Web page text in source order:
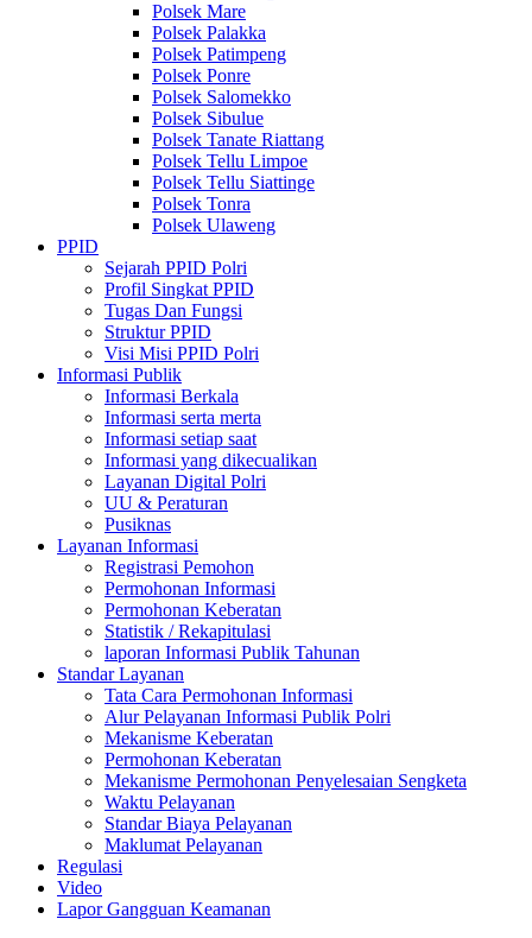
Polsek Mare
Polsek Palakka
Polsek Patimpeng
Polsek Ponre
Polsek Salomekko
Polsek Sibulue
Polsek Tanate Riattang
Polsek Tellu Limpoe
Polsek Tellu Siattinge
Polsek Tonra
Polsek Ulaweng
PPID
Sejarah PPID Polri
Profil Singkat PPID
Tugas Dan Fungsi
Struktur PPID
Visi Misi PPID Polri
Informasi Publik
Informasi Berkala
Informasi serta merta
Informasi setiap saat
Informasi yang dikecualikan
Layanan Digital Polri
UU & Peraturan
Pusiknas
Layanan Informasi
Registrasi Pemohon
Permohonan Informasi
Permohonan Keberatan
Statistik / Rekapitulasi
laporan Informasi Publik Tahunan
Standar Layanan
Tata Cara Permohonan Informasi
Alur Pelayanan Informasi Publik Polri
Mekanisme Keberatan
Permohonan Keberatan
Mekanisme Permohonan Penyelesaian Sengketa
Waktu Pelayanan
Standar Biaya Pelayanan
Maklumat Pelayanan
Regulasi
Video
Lapor Gangguan Keamanan